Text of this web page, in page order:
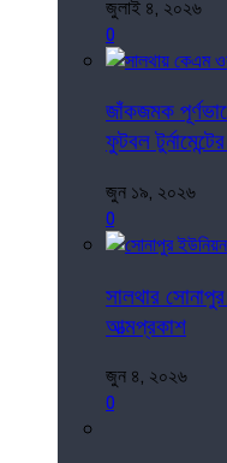
জুলাই ৪, ২০২৬
0
জাঁকজমক
ফুটবল
জুন ১৯, ২০২৬
0
সালথার
আত্মপ্রকাশ
জুন ৪, ২০২৬
0